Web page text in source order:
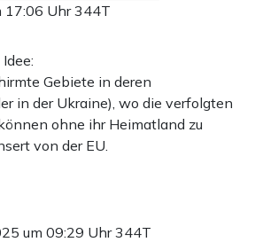
17:06 Uhr344T
Gebiete in deren
in der Ukraine), wo die verfolgten
ohne ihr Heimatland zu
von der EU.
um 09:29 Uhr344T